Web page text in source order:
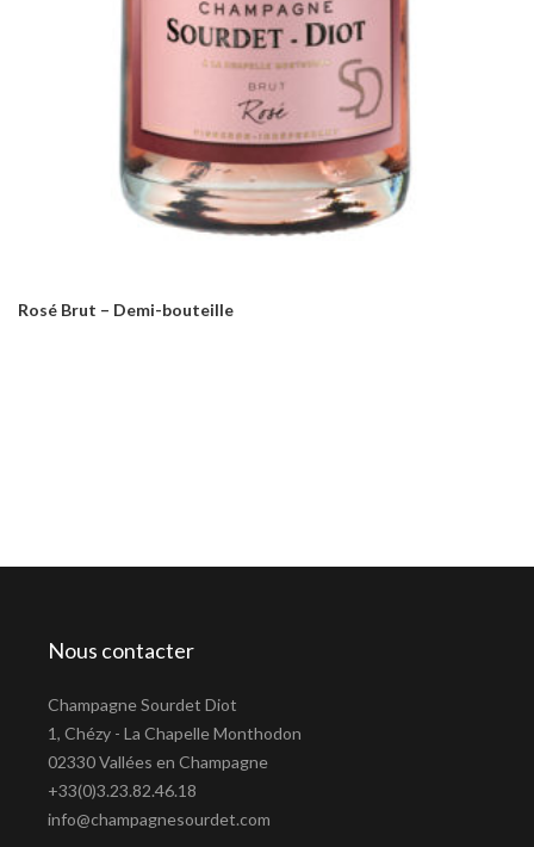
Rosé Brut – Demi-bouteille
Nous contacter
Champagne Sourdet Diot
1, Chézy - La Chapelle Monthodon
02330 Vallées en Champagne
+33(0)3.23.82.46.18
info@champagnesourdet.com